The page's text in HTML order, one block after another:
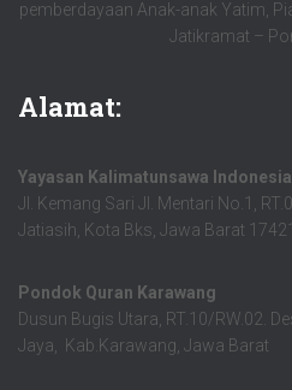
pemberdayaan Anak-anak Yatim,
Jatikramat –
Alamat:
Yayasan Kalimatunsawa Indonesia
Jl. Kemang Sari Jl. Mentari No.1,
Jatiasih, Kota Bks, Jawa Barat 17421
Pondok Quran Karawang
Dusun Bugis Utara, RT.10/RW.02.
Jaya, Kab.Karawang, Jawa Barat